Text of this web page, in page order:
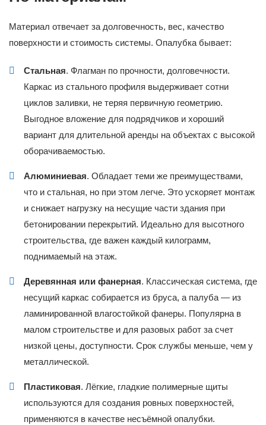
Материал отвечает за долговечность, вес, качество
поверхности и стоимость системы. Опалубка бывает:
Стальная. Флагман по прочности, долговечности.
Каркас из стального профиля выдерживает сотни
циклов заливки, не теряя первичную геометрию.
Выгодное вложение для подрядчиков и хороший
вариант для длительной аренды на объектах с высокой
оборачиваемостью.
Алюминиевая. Обладает теми же преимуществами,
что и стальная, но при этом легче. Это ускоряет монтаж
и снижает нагрузку на несущие части здания при
бетонировании перекрытий. Идеально для высотного
строительства, где важен каждый килограмм,
поднимаемый на этаж.
Деревянная или фанерная. Классическая система, где
несущий каркас собирается из бруса, а палуба — из
ламинированной влагостойкой фанеры. Популярна в
малом строительстве и для разовых работ за счет
низкой цены, доступности. Срок службы меньше, чем у
металлической.
Пластиковая. Лёгкие, гладкие полимерные щиты
используются для создания ровных поверхностей,
применяются в качестве несъёмной опалубки.